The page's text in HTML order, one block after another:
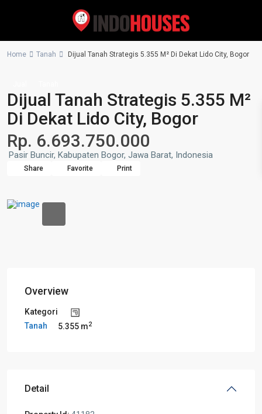
Home Tanah Dijual Tanah Strategis 5.355 M² Di Dekat Lido City, Bogor
Dijual Tanah Strategis 5.355 M²
Di Dekat Lido City, Bogor
Rp. 6.693.750.000
Pasir Buncir, Kabupaten Bogor, Jawa Barat, Indonesia
Share Favorite Print
Overview
Kategori
Tanah
5.355 m2
Detail